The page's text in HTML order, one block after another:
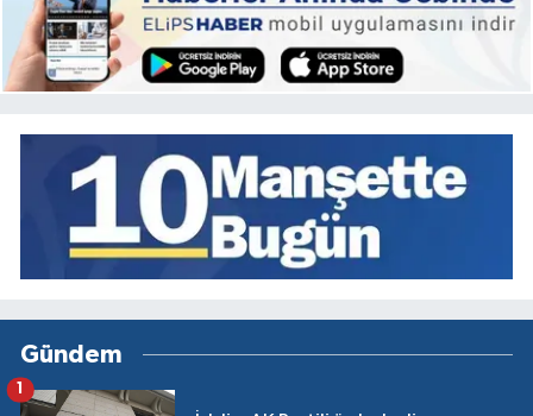
Gündem